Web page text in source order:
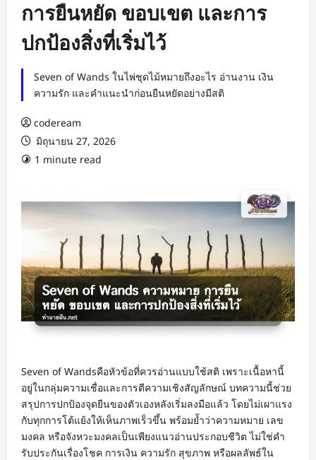
การยืนหยัด ขอบเขต และการ
ปกป้องสิ่งที่เริ่มไว้
Seven of Wands ในไพ่ชุดไม้หมายถึงอะไร อ่านงาน เงิน
ความรัก และคำแนะนำก่อนยืนหยัดอย่างมีสติ
codeream
มิถุนายน 27, 2026
1 minute read
Seven of Wandsคือหัวข้อที่ควรอ่านแบบใช้สติ เพราะเนื้อหานี้
อยู่ในกลุ่มความเชื่อและการตีความเชิงสัญลักษณ์ บทความนี้ช่วย
สรุปการปกป้องจุดยืนของตัวเองหลังเริ่มลงมือแล้ว โดยไม่เผาแรง
กับทุกการโต้แย้งให้เห็นภาพเร็วขึ้น พร้อมย้ำว่าความหมาย เลข
มงคล หรือจังหวะมงคลเป็นเพียงแนวอ่านประกอบชีวิต ไม่ใช่คำ
รับประกันเรื่องโชค การเงิน ความรัก สุขภาพ หรือผลลัพธ์ใน